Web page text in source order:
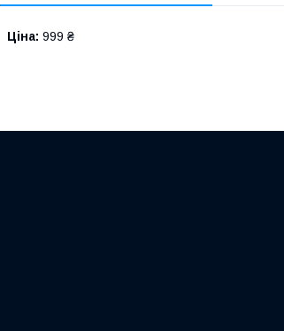
Ціна: 999 ₴